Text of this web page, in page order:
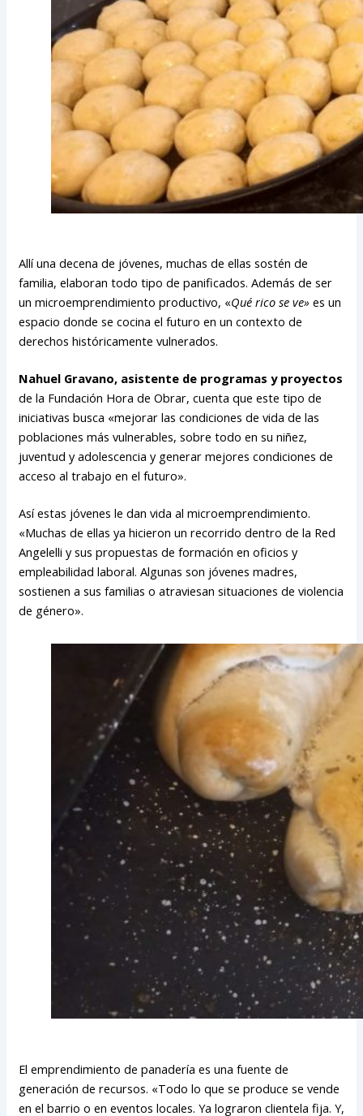
Allí una decena de jóvenes, muchas de ellas sostén de
familia, elaboran todo tipo de panificados. Además de ser
un microemprendimiento productivo, «Qué rico se ve»es un
espacio donde se cocina el futuro en un contexto de
derechos históricamente vulnerados.
Nahuel Gravano, asistente de programas y proyectos
de la Fundación Hora de Obrar, cuenta que este tipo de
iniciativas busca «mejorar las condiciones de vida de las
poblaciones más vulnerables, sobre todo en su niñez,
juventud y adolescencia y generar mejores condiciones de
acceso al trabajo en el futuro».
Así estas jóvenes le dan vida al microemprendimiento.
«Muchas de ellas ya hicieron un recorrido dentro de la Red
Angelelli y sus propuestas de formación en oficios y
empleabilidad laboral. Algunas son jóvenes madres,
sostienen a sus familias o atraviesan situaciones de violencia
de género».
El emprendimiento de panadería es una fuente de
generación de recursos. «Todo lo que se produce se vende
en el barrio o en eventos locales. Ya lograron clientela fija. Y,